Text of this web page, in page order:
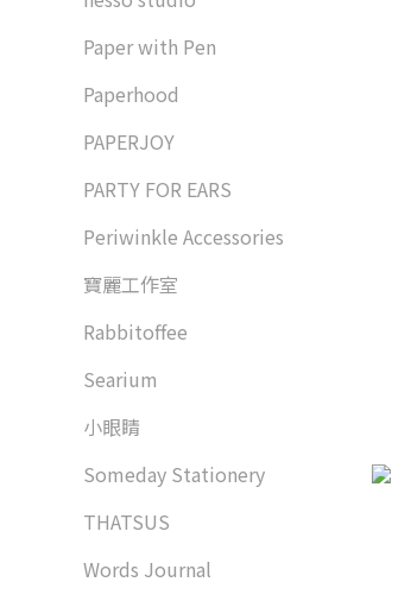
Paper with Pen
Paperhood
PAPERJOY
PARTY FOR EARS
Periwinkle Accessories
寶麗工作室
Rabbitoffee
Searium
小眼睛
Someday Stationery
THATSUS
Words Journal